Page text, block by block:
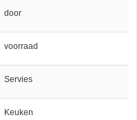
door
voorraad
Servies
Keuken